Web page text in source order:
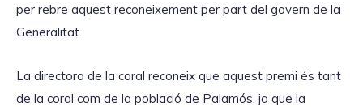
per rebre aquest reconeixement per part del govern de la
Generalitat.
La directora de la coral reconeix que aquest premi és tant
de la coral com de la població de Palamós, ja que la